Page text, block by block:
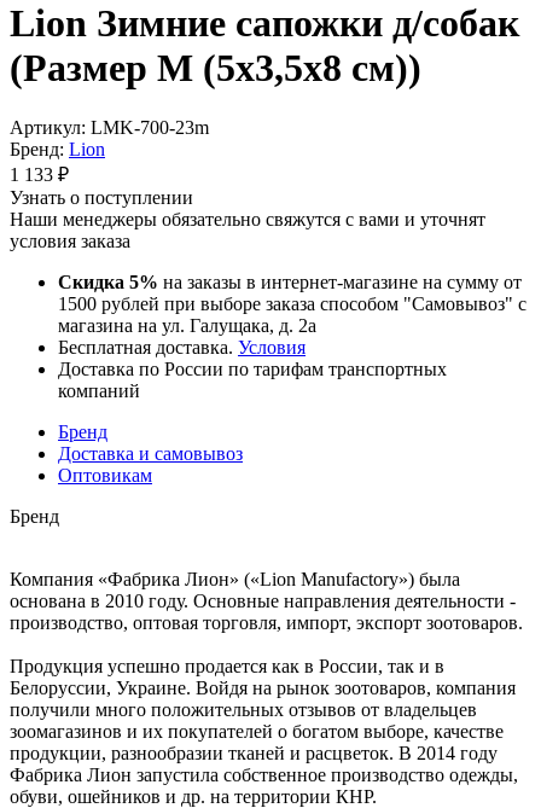
Lion Зимние сапожки д/собак
(Размер М (5x3,5x8 см))
Артикул: LMK-700-23m
Бренд: Lion
1 133 ₽
Узнать о поступлении
Наши менеджеры обязательно свяжутся с вами и уточнят
условия заказа
Скидка 5% на заказы в интернет-магазине на сумму от
1500 рублей при выборе заказа способом "Самовывоз" с
магазина на ул. Галущака, д. 2а
Бесплатная доставка. Условия
Доставка по России по тарифам транспортных
компаний
Бренд
Доставка и самовывоз
Оптовикам
Бренд
Компания «Фабрика Лион» («Lion Manufactory») была
основана в 2010 году. Основные направления деятельности -
производство, оптовая торговля, импорт, экспорт зоотоваров.
Продукция успешно продается как в России, так и в
Белоруссии, Украине. Войдя на рынок зоотоваров, компания
получили много положительных отзывов от владельцев
зоомагазинов и их покупателей о богатом выборе, качестве
продукции, разнообразии тканей и расцветок. В 2014 году
Фабрика Лион запустила собственное производство одежды,
обуви, ошейников и др. на территории КНР.